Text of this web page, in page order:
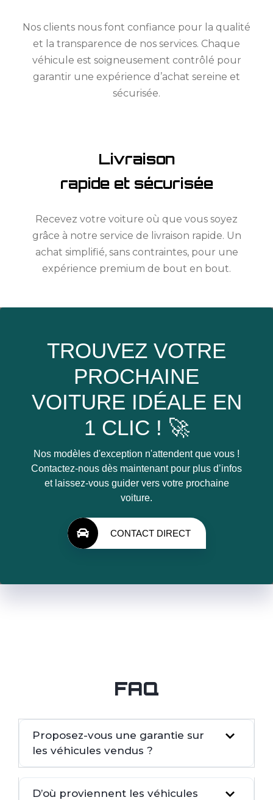
Nos clients nous font confiance pour la qualité
et la transparence de nos services. Chaque
véhicule est soigneusement contrôlé pour
garantir une expérience d’achat sereine et
sécurisée.
Livraison
rapide et sécurisée
Recevez votre voiture où que vous soyez
grâce à notre service de livraison rapide. Un
achat simplifié, sans contraintes, pour une
expérience premium de bout en bout.
TROUVEZ VOTRE
PROCHAINE
VOITURE IDÉALE EN
1 CLIC ! 🚀
Nos modèles d'exception n'attendent que vous !
Contactez-nous dès maintenant pour plus d’infos
et laissez-vous guider vers votre prochaine
voiture.
CONTACT DIRECT
FAQ
Proposez-vous une garantie sur
les véhicules vendus ?
D’où proviennent les véhicules